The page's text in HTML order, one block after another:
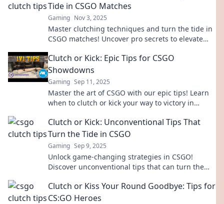
Tide in CSGO Matches
Gaming Nov 3, 2025
Master clutching techniques and turn the tide in
CSGO matches! Uncover pro secrets to elevate
Clutch or Kick: Epic Tips for CSGO
Showdowns
Gaming Sep 11, 2025
Master the art of CSGO with our epic tips! Learn
when to clutch or kick your way to victory in
Clutch or Kick: Unconventional Tips That
Turn the Tide in CSGO
Gaming Sep 9, 2025
Unlock game-changing strategies in CSGO!
Discover unconventional tips that can turn the
Clutch or Kiss Your Round Goodbye: Tips for
CS:GO Heroes